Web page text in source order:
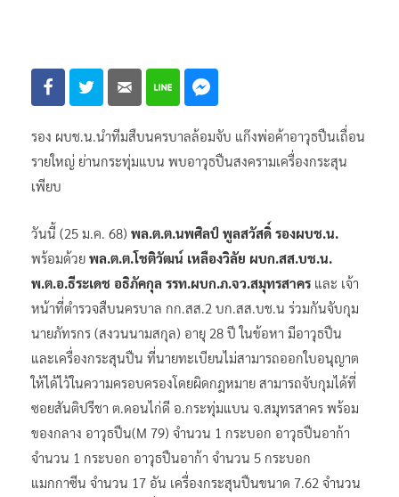
รอง ผบช.น.นำทีมสืบนครบาลล้อมจับ แก๊งพ่อค้าอาวุธปืนเถื่อน
รายใหญ่ ย่านกระทุ่มแบน พบอาวุธปืนสงครามเครื่องกระสุน
เพียบ
วันนี้ (25 ม.ค. 68) พล.ต.ต.นพศิลป์ พูลสวัสดิ์ รองผบช.น.
พร้อมด้วย พล.ต.ต.โชติวัฒน์ เหลืองวิลัย ผบก.สส.บช.น.
พ.ต.อ.ธีระเดช อธิภัคกุล รรท.ผบก.ภ.จว.สมุทรสาคร และ เจ้า
หน้าที่ตำรวจสืบนครบาล กก.สส.2 บก.สส.บช.น ร่วมกันจับกุม
นายภัทรกร (สงวนนามสกุล) อายุ 28 ปี ในข้อหา มีอาวุธปืน
และเครื่องกระสุนปืน ที่นายทะเบียนไม่สามารถออกใบอนุญาต
ให้ได้ไว้ในความครอบครองโดยผิดกฎหมาย สามารถจับกุมได้ที่
ซอยสันติปรีชา ต.ดอนไก่ดี อ.กระทุ่มแบน จ.สมุทรสาคร พร้อม
ของกลาง อาวุธปืน(M 79) จำนวน 1 กระบอก อาวุธปืนอาก้า
จำนวน 1 กระบอก อาวุธปืนอาก้า จำนวน 5 กระบอก
แมกกาซีน จำนวน 17 อัน เครื่องกระสุนปืนขนาด 7.62 จำนวน